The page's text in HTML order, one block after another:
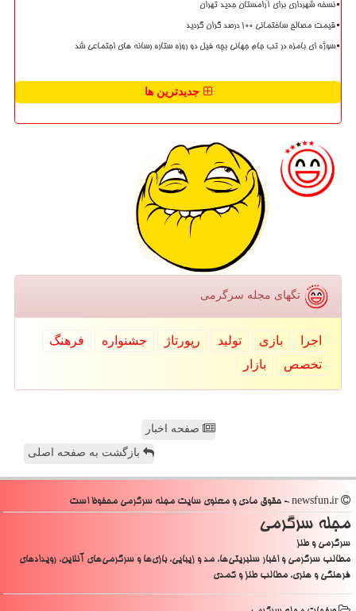
نسخه شهرداری برای آرامستان جدید تهران
قیمت مصالح ساختمانی ۱۰۰ درصد گران گردید
سوژه ای بامزه در تب جام جهانی بچه فیل دو روزه ستاره رسانه های اجتماعی شد
جدیدترین ها
تگهای مجله سرگرمی
اجرا بازی تولید رپورتاژ جشنواره
فرهنگ
تخصص
بازار
صفحه اخبار
بازگشت به صفحه اصلی
مجله سرگرمی
سرگرمی و طنز
مطالب سرگرمی و اخبار سلبریتی‌ها، مد و زیبایی، بازی‌ها و سرگرمی‌های آنلاین، رویدادهای
فرهنگی و هنری، مطالب طنز و کمدی